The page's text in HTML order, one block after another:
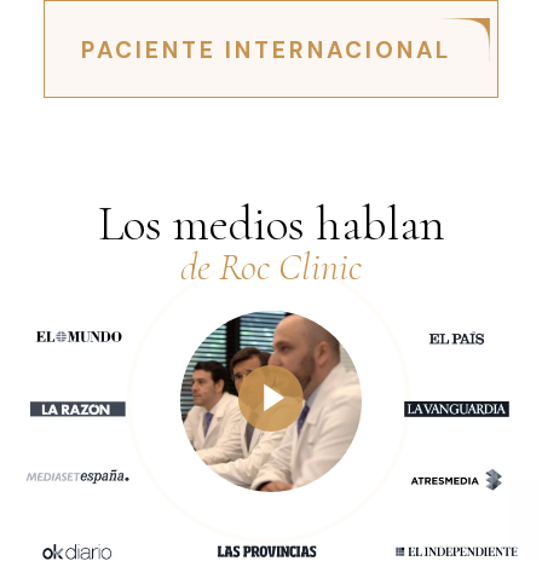
PACIENTE INTERNACIONAL
Los medios hablan
de Roc Clinic